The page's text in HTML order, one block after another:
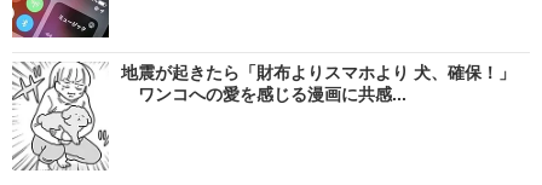
地震が起きたら「財布よりスマホより 犬、確保！」
ワンコへの愛を感じる漫画に共感...